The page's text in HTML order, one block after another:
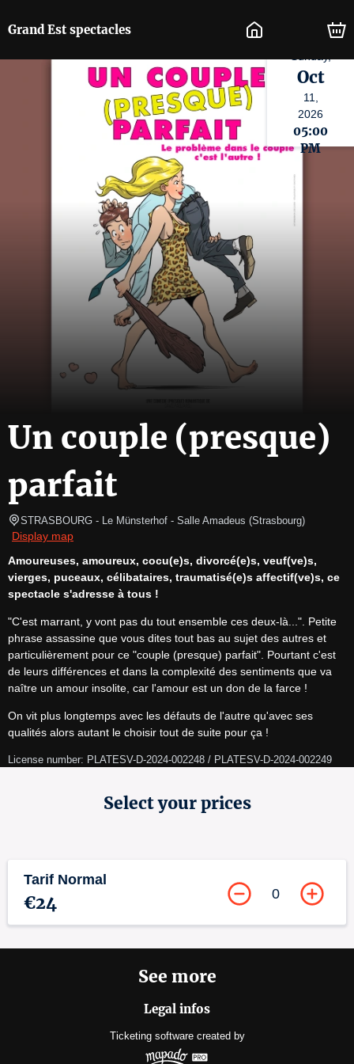
Grand Est spectacles
Oct
11,
2026
05:00
PM
Un couple (presque)
parfait
STRASBOURG - Le Münsterhof - Salle Amadeus (Strasbourg)
Display map
Amoureuses, amoureux, cocu(e)s, divorcé(e)s, veuf(ve)s,
vierges, puceaux, célibataires, traumatisé(e)s affectif(ve)s, ce
spectacle s'adresse à tous !
"C'est marrant, y vont pas du tout ensemble ces deux-là...". Petite
phrase assassine que vous dites tout bas au sujet des autres et
particulièrement pour ce "couple (presque) parfait". Pourtant c'est
de leurs différences et dans la complexité des sentiments que va
naître un amour insolite, car l'amour est un don de la farce !
On vit plus longtemps avec les défauts de l'autre qu'avec ses
qualités alors autant le choisir tout de suite pour ça !
License number: PLATESV-D-2024-002248 / PLATESV-D-2024-002249
Select your prices
Tarif Normal
€24 0
See more
Legal infos
Ticketing software created by